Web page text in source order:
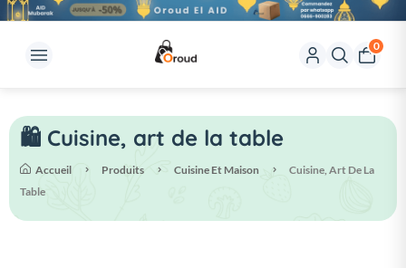
0
🛍️ Cuisine, art de la table
Accueil Produits Cuisine Et Maison
Cuisine, Art De La
Table